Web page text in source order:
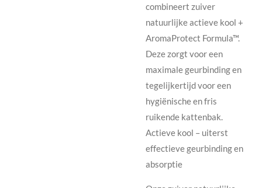
combineert zuiver
natuurlijke actieve kool +
AromaProtect Formula™.
Deze zorgt voor een
maximale geurbinding en
tegelijkertijd voor een
hygiënische en fris
ruikende kattenbak.
Actieve kool – uiterst
effectieve geurbinding en
absorptie